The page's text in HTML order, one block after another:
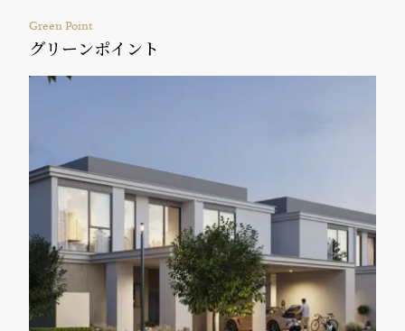
Green Point
グリーンポイント